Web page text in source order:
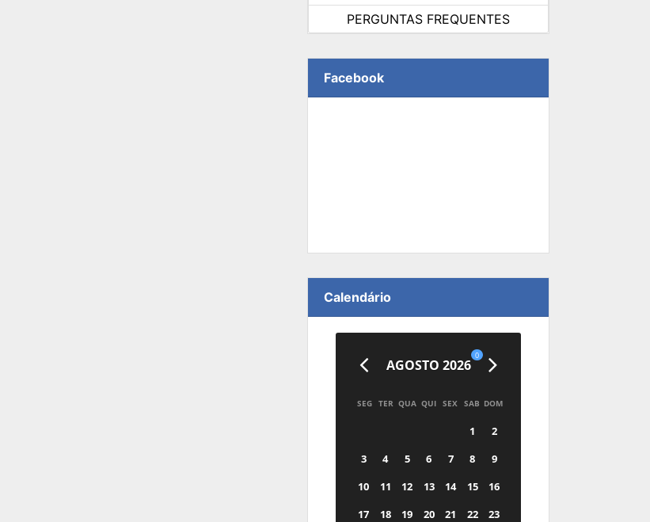
PERGUNTAS FREQUENTES
Facebook
Calendário
AGOSTO 2026
0
SEG TER QUA QUI SEX SAB DOM
1
2
3
4 5 6 7 8
9
10
11 12 13 14 15
16
17
18 19 20 21 22
23